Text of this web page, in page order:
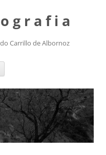
g r a f i a
Carrillo de Albornoz